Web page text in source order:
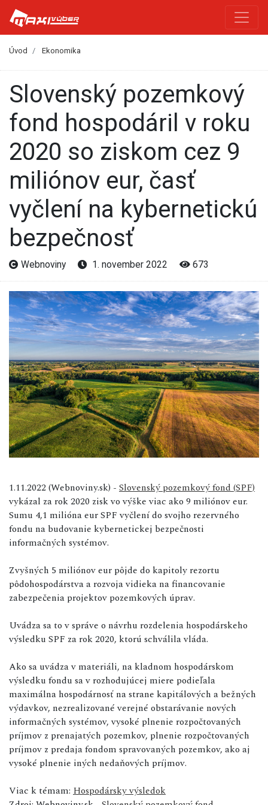
Úvod Ekonomika
Slovenský pozemkový
fond hospodáril v roku
2020 so ziskom cez 9
miliónov eur, časť
vyčlení na kybernetickú
bezpečnosť
Webnoviny 1. november 2022 673
1.11.2022 (Webnoviny.sk) - Slovenskýpozemkovýfond (SPF)
vykázal za rok 2020 zisk vo výške viac ako 9 miliónov eur.
Sumu 4,1 milióna eur SPF vyčlení do svojho rezervného
fondu na budovanie kybernetickej bezpečnosti
informačných systémov.
Zvyšných 5 miliónov eur pôjde do kapitoly rezortu
pôdohospodárstva a rozvoja vidieka na financovanie
zabezpečenia projektov pozemkových úprav.
Uvádza sa to v správe o návrhu rozdelenia hospodárskeho
výsledku SPF za rok 2020, ktorú schválila vláda.
Ako sa uvádza v materiáli, na kladnom hospodárskom
výsledku fondu sa v rozhodujúcej miere podieľala
maximálna hospodárnosť na strane kapitálových a bežných
výdavkov, nezrealizované verejné obstarávanie nových
informačných systémov, vysoké plnenie rozpočtovaných
príjmov z prenajatých pozemkov, plnenie rozpočtovaných
príjmov z predaja fondom spravovaných pozemkov, ako aj
vysoké plnenie iných nedaňových príjmov.
Viac k témam: Hospodársky výsledok